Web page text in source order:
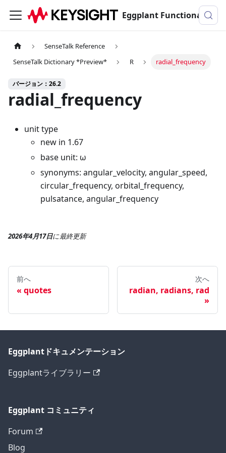
Eggplant Functionalのドキュメンテーション
SenseTalk Reference
SenseTalk Dictionary *Preview*
R radial_frequency
バージョン：26.2
radial_frequency
unit type
new in 1.67
base unit: ω
synonyms: angular_velocity, angular_speed,
circular_frequency, orbital_frequency,
pulsatance, angular_frequency
2026年4月17日に最終更新
前へ
quotes
次へ
radian, radians, rad
Eggplantドキュメンテーション
Eggplantライブラリー
Eggplant コミュニティ
Forum
Blog